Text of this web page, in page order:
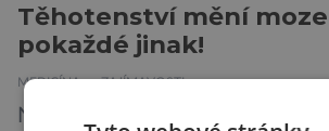
Těhotenství mění
pokaždé jinak!
MEDICÍNA ZAJÍMAVOSTI
Novopečené matky často